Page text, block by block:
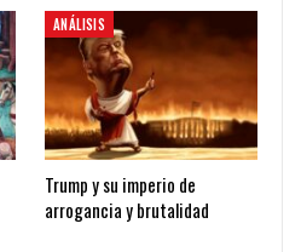
ANÁLISIS
Trump y su imperio de
arrogancia y brutalidad